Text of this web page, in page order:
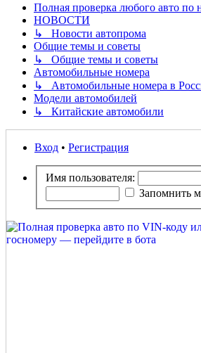
Полная проверка любого авто
НОВОСТИ
↳ Новости автопрома
Общие темы и советы
↳ Общие темы и советы
Автомобильные номера
↳ Автомобильные номера в
Модели автомобилей
↳ Китайские автомобили
Вход • Регистрация
Имя пользователя:
Запомнить